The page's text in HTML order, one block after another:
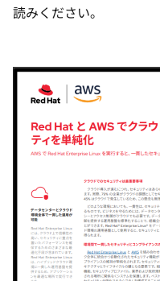
い読みください。